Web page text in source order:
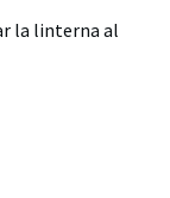
la linterna al